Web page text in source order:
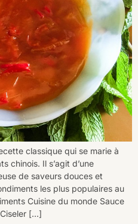
classique qui se marie à
chinois. Il s’agit d’une
de saveurs douces et
les plus populaires au
Cuisine du monde Sauce
[…]